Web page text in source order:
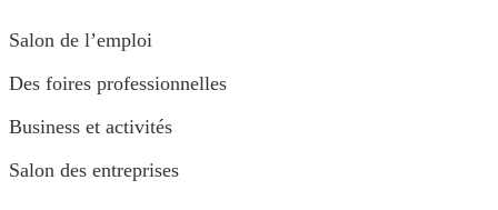
Salon de l’emploi
Des foires professionnelles
Business et activités
Salon des entreprises